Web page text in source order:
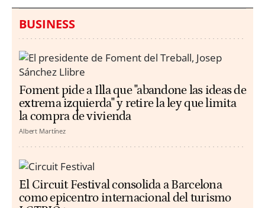
BUSINESS
Foment pide a Illa que "abandone las ideas de
extrema izquierda" y retire la ley que limita
la compra de vivienda
Albert Martínez
El Circuit Festival consolida a Barcelona
como epicentro internacional del turismo